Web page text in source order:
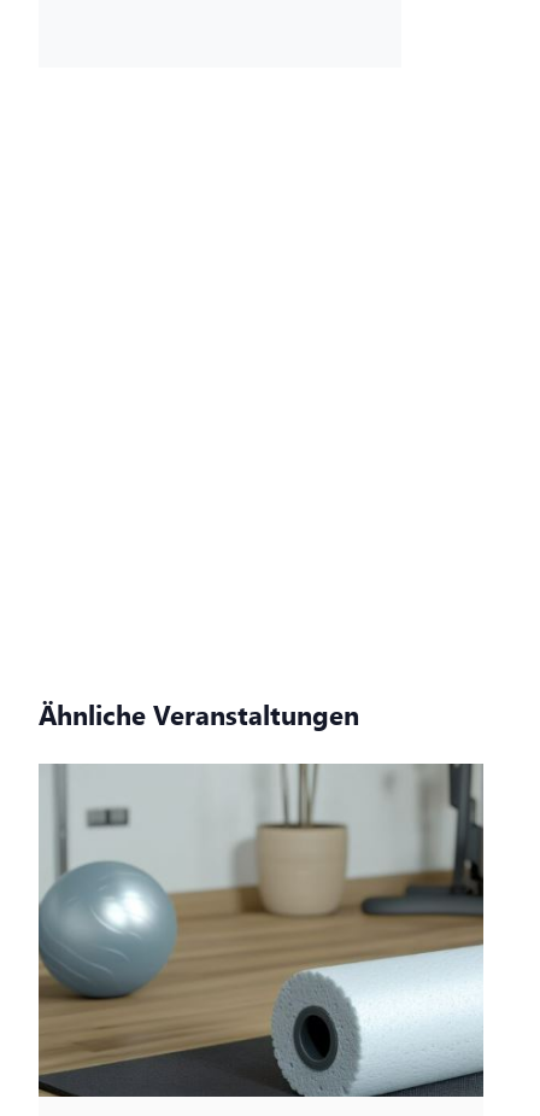
Ähnliche Veranstaltungen